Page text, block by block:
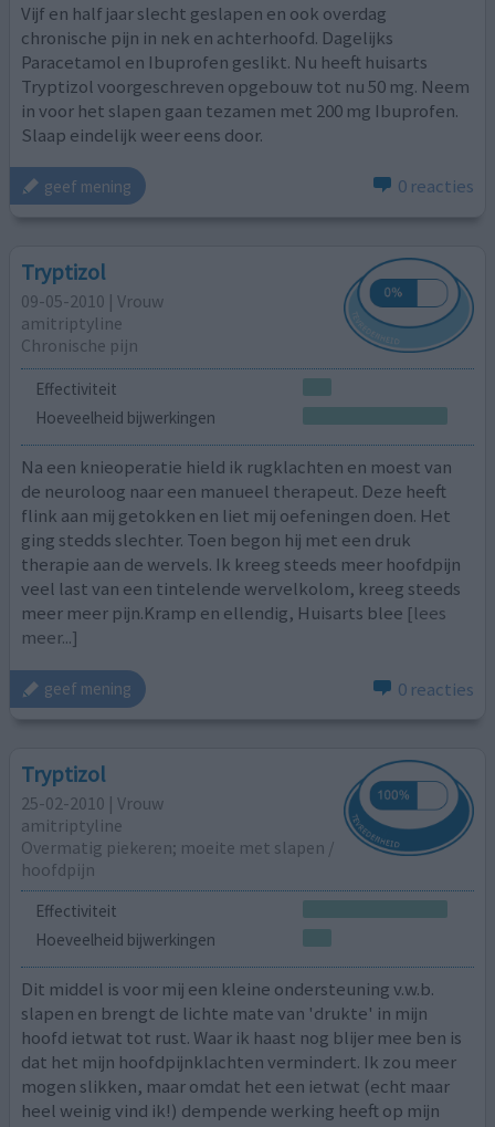
Vijf en half jaar slecht geslapen en ook overdag
chronische pijn in nek en achterhoofd. Dagelijks
Paracetamol en Ibuprofen geslikt. Nu heeft huisarts
Tryptizol voorgeschreven opgebouw tot nu 50 mg. Neem
in voor het slapen gaan tezamen met 200 mg Ibuprofen.
Slaap eindelijk weer eens door.
geef mening 0 reacties
Tryptizol
09-05-2010 | Vrouw
amitriptyline
Chronische pijn
Effectiviteit
Hoeveelheid bijwerkingen
Na een knieoperatie hield ik rugklachten en moest van
de neuroloog naar een manueel therapeut. Deze heeft
flink aan mij getokken en liet mij oefeningen doen. Het
ging stedds slechter. Toen begon hij met een druk
therapie aan de wervels. Ik kreeg steeds meer hoofdpijn
veel last van een tintelende wervelkolom, kreeg steeds
meer meer pijn.Kramp en ellendig, Huisarts blee [lees
meer...]
geef mening 0 reacties
Tryptizol
25-02-2010 | Vrouw
amitriptyline
Overmatig piekeren; moeite met slapen /
hoofdpijn
Effectiviteit
Hoeveelheid bijwerkingen
Dit middel is voor mij een kleine ondersteuning v.w.b.
slapen en brengt de lichte mate van 'drukte' in mijn
hoofd ietwat tot rust. Waar ik haast nog blijer mee ben is
dat het mijn hoofdpijnklachten vermindert. Ik zou meer
mogen slikken, maar omdat het een ietwat (echt maar
heel weinig vind ik!) dempende werking heeft op mijn